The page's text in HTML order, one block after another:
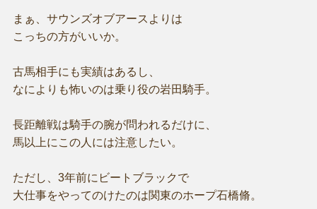
まぁ、サウンズオブアースよりは
こっちの方がいいか。
古馬相手にも実績はあるし、
なによりも怖いのは乗り役の岩田騎手。
長距離戦は騎手の腕が問われるだけに、
馬以上にこの人には注意したい。
ただし、3年前にビートブラックで
大仕事をやってのけたのは関東のホープ石橋脩。